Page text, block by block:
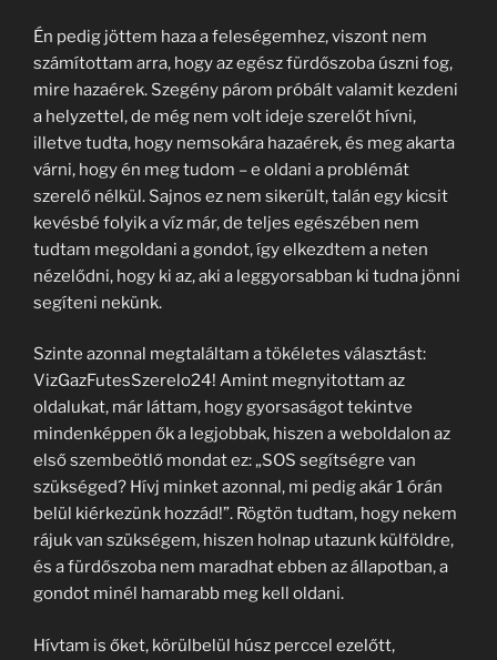
Én pedig jöttem haza a feleségemhez, viszont nem
számítottam arra, hogy az egész fürdőszoba úszni fog,
mire hazaérek. Szegény párom próbált valamit kezdeni
a helyzettel, de még nem volt ideje szerelőt hívni,
illetve tudta, hogy nemsokára hazaérek, és meg akarta
várni, hogy én meg tudom – e oldani a problémát
szerelő nélkül. Sajnos ez nem sikerült, talán egy kicsit
kevésbé folyik a víz már, de teljes egészében nem
tudtam megoldani a gondot, így elkezdtem a neten
nézelődni, hogy ki az, aki a leggyorsabban ki tudna jönni
segíteni nekünk.
Szinte azonnal megtaláltam a tökéletes választást:
VizGazFutesSzerelo24! Amint megnyitottam az
oldalukat, már láttam, hogy gyorsaságot tekintve
mindenképpen ők a legjobbak, hiszen a weboldalon az
első szembeötlő mondat ez: „SOS segítségre van
szükséged? Hívj minket azonnal, mi pedig akár 1 órán
belül kiérkezünk hozzád!”. Rögtön tudtam, hogy nekem
rájuk van szükségem, hiszen holnap utazunk külföldre,
és a fürdőszoba nem maradhat ebben az állapotban, a
gondot minél hamarabb meg kell oldani.
Hívtam is őket, körülbelül húsz perccel ezelőtt,